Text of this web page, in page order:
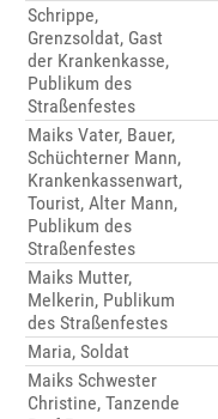
Schrippe,
Grenzsoldat, Gast
der Krankenkasse,
Publikum des
Straßenfestes
Maiks Vater, Bauer,
Schüchterner Mann,
Krankenkassenwart,
Tourist, Alter Mann,
Publikum des
Straßenfestes
Maiks Mutter,
Melkerin, Publikum
des Straßenfestes
Maria, Soldat
Maiks Schwester
Christine, Tanzende